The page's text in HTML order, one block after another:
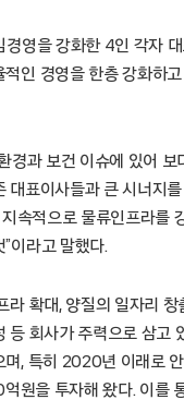
영을 강화한 4인 각자
인 경영을 한층 강화하
경과 보건 이슈에 있어 보
대표이사들과 큰 시너지
지속적으로 물류인프라를
이라고 말했다.
라 확대, 양질의 일자리 창
등 회사가 주력으로 삼고
며, 특히 2020년 이래로
원을 투자해 왔다. 이를